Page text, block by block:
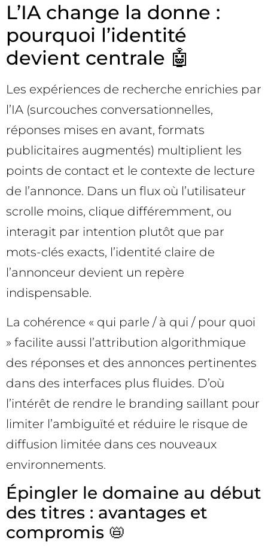
L’IA change la donne :
pourquoi l’identité
devient centrale 🤖
Les expériences de recherche enrichies par
l’IA (surcouches conversationnelles,
réponses mises en avant, formats
publicitaires augmentés) multiplient les
points de contact et le contexte de lecture
de l’annonce. Dans un flux où l’utilisateur
scrolle moins, clique différemment, ou
interagit par intention plutôt que par
mots-clés exacts, l’identité claire de
l’annonceur devient un repère
indispensable.
La cohérence « qui parle / à qui / pour quoi
» facilite aussi l’attribution algorithmique
des réponses et des annonces pertinentes
dans des interfaces plus fluides. D’où
l’intérêt de rendre le branding saillant pour
limiter l’ambiguïté et réduire le risque de
diffusion limitée dans ces nouveaux
environnements.
Épingler le domaine au début
des titres : avantages et
compromis 📛